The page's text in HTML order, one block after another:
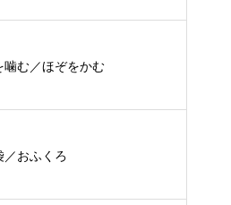
噛む／ほぞをかむ
／おふくろ